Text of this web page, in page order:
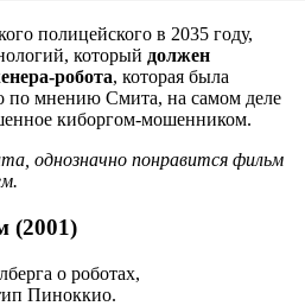
полицейского в 2035 году,
который должен
робота, которая была
по мнению Смита, на самом деле
киборгом-мошенником.
однозначно понравится фильм
(2001)
о роботах,
Пиноккио.